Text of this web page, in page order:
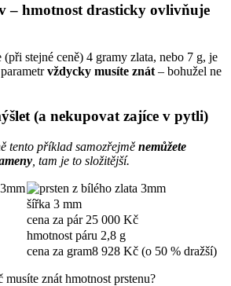
– hmotnost drasticky ovlivňuje
(při stejné ceně) 4 gramy zlata, nebo 7 g, je
vždycky musíte znát – bohužel ne
(a nekupovat zajíce v pytli)
tento příklad samozřejmě nemůžete
, tam je to složitější.
šířka 3 mm
cena za pár 25 000 Kč
hmotnost páru 2,8 g
cena za gram8 928 Kč (o 50 % dražší)
znát hmotnost prstenu?